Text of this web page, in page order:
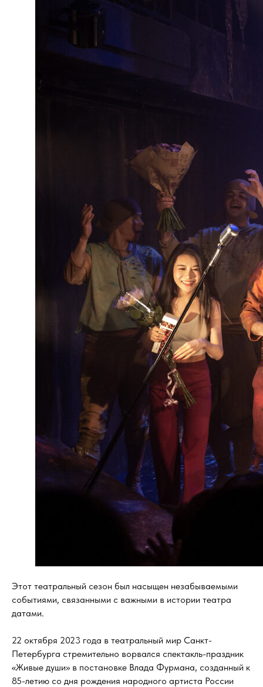
Этот театральный сезон был насыщен незабываемыми
событиями, связанными с важными в истории театра
датами.
22 октября 2023 года в театральный мир Санкт-
Петербурга стремительно ворвался спектакль-праздник
«Живые души» в постановке Влада Фурмана, созданный к
85-летию со дня рождения народного артиста России